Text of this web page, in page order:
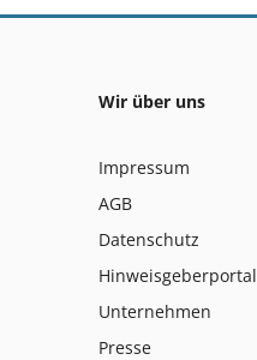
Wir über uns
Impressum
AGB
Datenschutz
Hinweisgeberportal
Unternehmen
Presse